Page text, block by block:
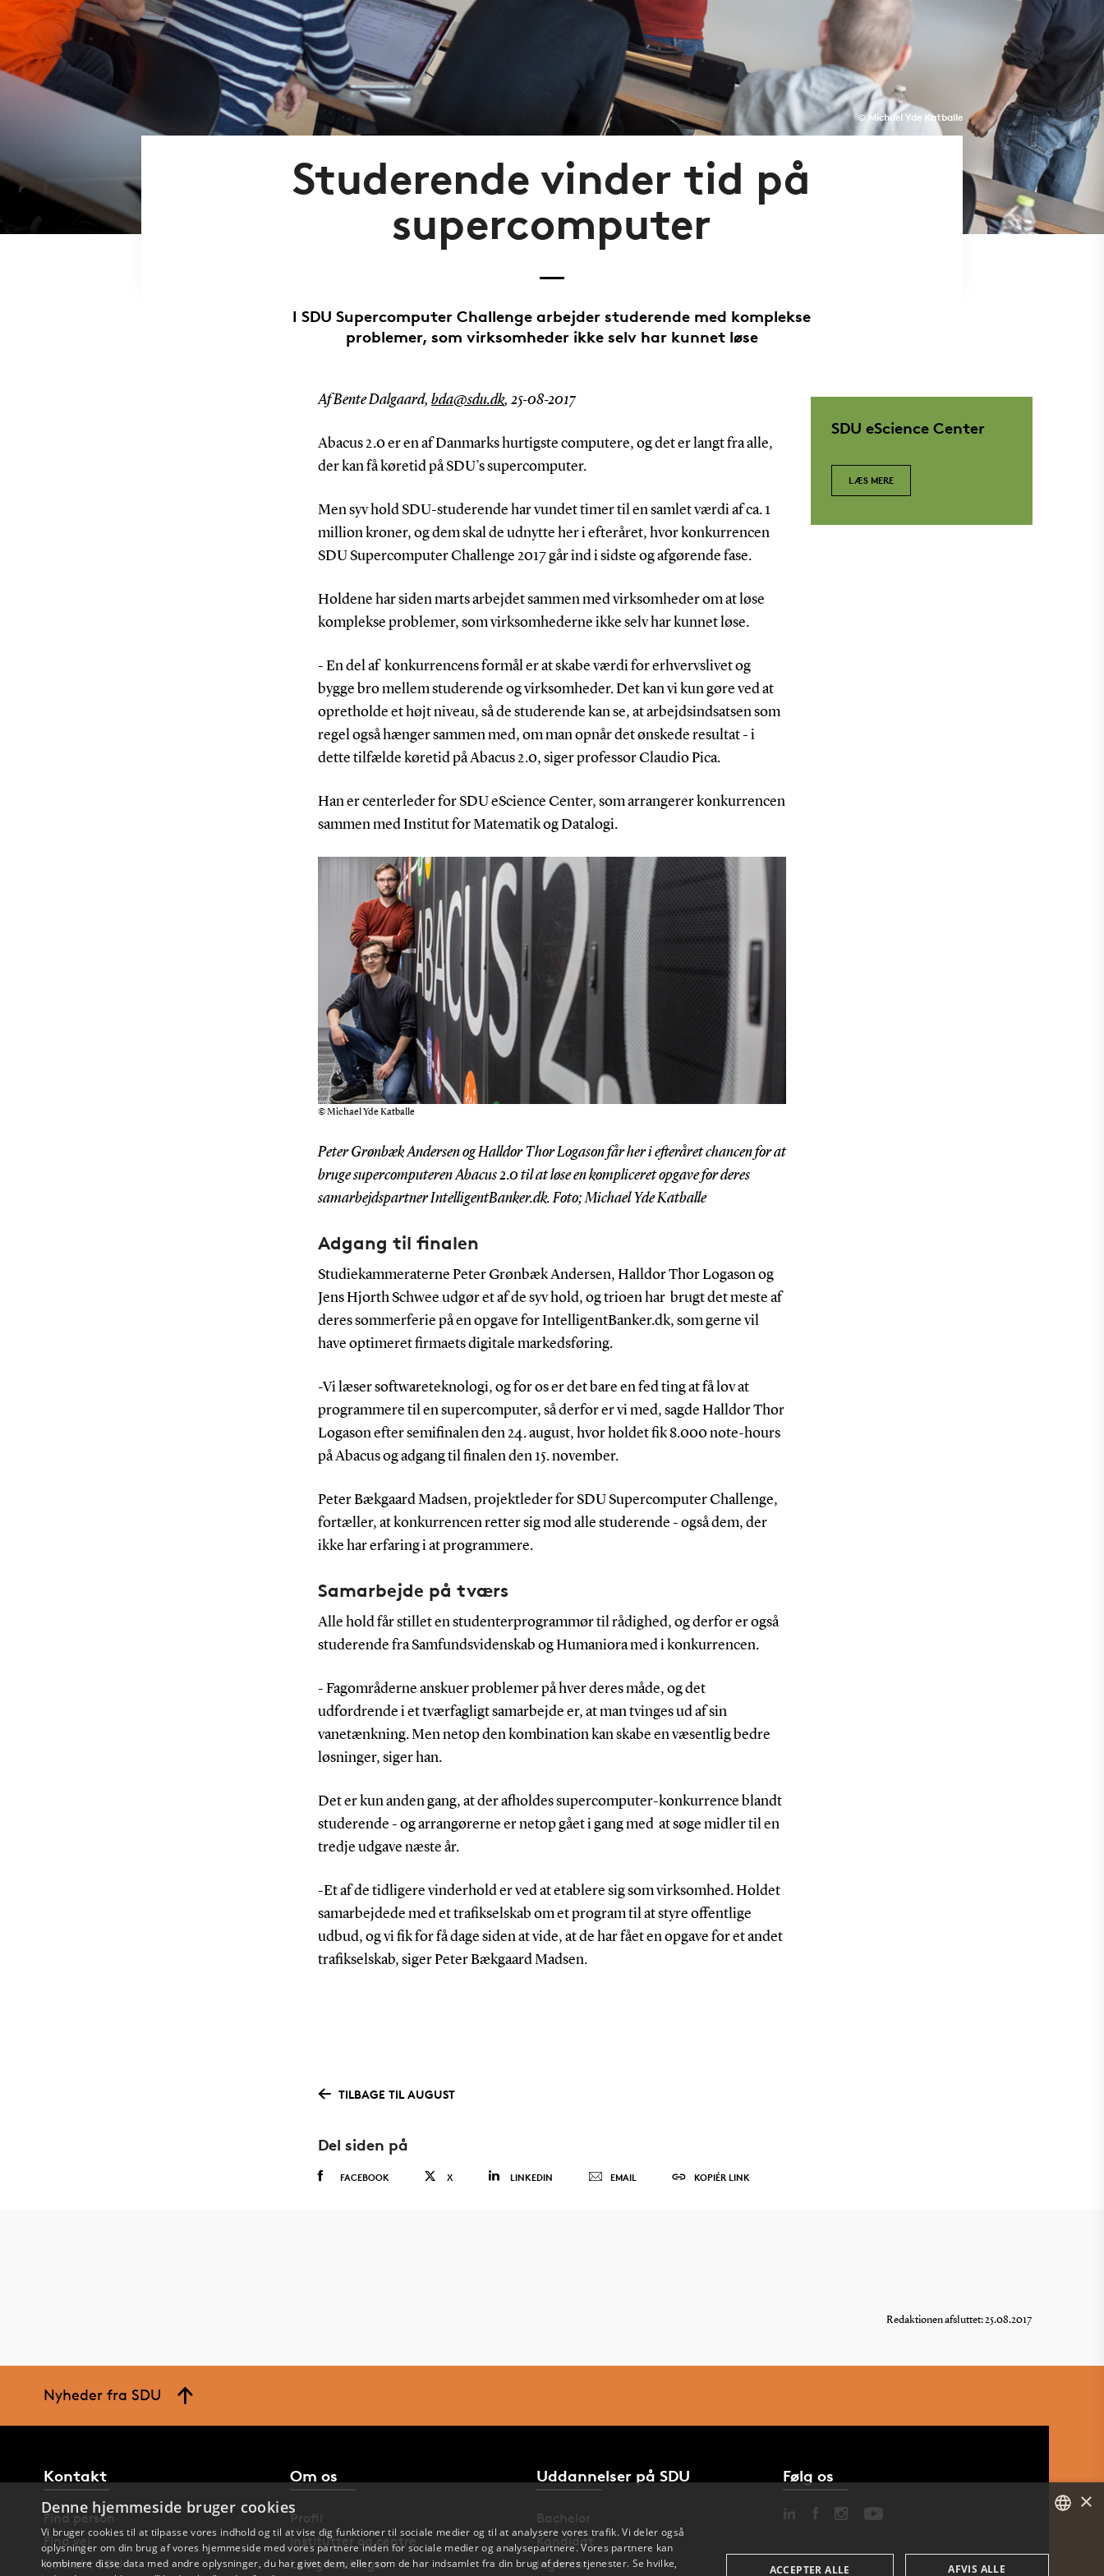
© Michael Yde Katballe
Studerende vinder tid på
supercomputer
I SDU Supercomputer Challenge arbejder studerende med komplekse
problemer, som virksomheder ikke selv har kunnet løse
Af Bente Dalgaard, bda@sdu.dk, 25-08-2017
Abacus 2.0 er en af Danmarks hurtigste computere, og det er langt fra alle,
der kan få køretid på SDU’s supercomputer.
Men syv hold SDU-studerende har vundet timer til en samlet værdi af ca. 1
million kroner, og dem skal de udnytte her i efteråret, hvor konkurrencen
SDU Supercomputer Challenge 2017 går ind i sidste og afgørende fase.
Holdene har siden marts arbejdet sammen med virksomheder om at løse
komplekse problemer, som virksomhederne ikke selv har kunnet løse.
- En del af konkurrencens formål er at skabe værdi for erhvervslivet og
bygge bro mellem studerende og virksomheder. Det kan vi kun gøre ved at
opretholde et højt niveau, så de studerende kan se, at arbejdsindsatsen som
regel også hænger sammen med, om man opnår det ønskede resultat - i
dette tilfælde køretid på Abacus 2.0, siger professor Claudio Pica.
Han er centerleder for SDU eScience Center, som arrangerer konkurrencen
sammen med Institut for Matematik og Datalogi.
© Michael Yde Katballe
Peter Grønbæk Andersen og Halldor Thor Logason får her i efteråret chancen for at
bruge supercomputeren Abacus 2.0 til at løse en kompliceret opgave for deres
samarbejdspartner IntelligentBanker.dk. Foto; Michael Yde Katballe
Adgang til finalen
Studiekammeraterne Peter Grønbæk Andersen, Halldor Thor Logason og
Jens Hjorth Schwee udgør et af de syv hold, og trioen har brugt det meste af
deres sommerferie på en opgave for IntelligentBanker.dk, som gerne vil
have optimeret firmaets digitale markedsføring.
-Vi læser softwareteknologi, og for os er det bare en fed ting at få lov at
programmere til en supercomputer, så derfor er vi med, sagde Halldor Thor
Logason efter semifinalen den 24. august, hvor holdet fik 8.000 note-hours
på Abacus og adgang til finalen den 15. november.
Peter Bækgaard Madsen, projektleder for SDU Supercomputer Challenge,
fortæller, at konkurrencen retter sig mod alle studerende - også dem, der
ikke har erfaring i at programmere.
Samarbejde på tværs
Alle hold får stillet en studenterprogrammør til rådighed, og derfor er også
studerende fra Samfundsvidenskab og Humaniora med i konkurrencen.
- Fagområderne anskuer problemer på hver deres måde, og det
udfordrende i et tværfagligt samarbejde er, at man tvinges ud af sin
vanetænkning. Men netop den kombination kan skabe en væsentlig bedre
løsninger, siger han.
Det er kun anden gang, at der afholdes supercomputer-konkurrence blandt
studerende - og arrangørerne er netop gået i gang med at søge midler til en
tredje udgave næste år.
-Et af de tidligere vinderhold er ved at etablere sig som virksomhed. Holdet
samarbejdede med et trafikselskab om et program til at styre offentlige
udbud, og vi fik for få dage siden at vide, at de har fået en opgave for et andet
trafikselskab, siger Peter Bækgaard Madsen.
SDU eScience Center
LÆS MERE
TILBAGE TIL AUGUST
Del siden på
FACEBOOK X LINKEDIN EMAIL KOPIÉR LINK
Redaktionen afsluttet: 25.08.2017
Nyheder fra SDU
Kontakt
Find person
Find vej
Kontakt SDU
Om os
Profil
Institutter og centre
Ledige stillinger
Uddannelser på SDU
Bachelor
Kandidat
Ingeniør
Følg os
×
Denne hjemmeside bruger cookies
Vi bruger cookies til at tilpasse vores indhold og til at vise dig funktioner til sociale medier og til at analysere vores trafik. Vi deler også
oplysninger om din brug af vores hjemmeside med vores partnere inden for sociale medier og analysepartnere. Vores partnere kan
kombinere disse data med andre oplysninger, du har givet dem, eller som de har indsamlet fra din brug af deres tjenester. Se hvilke,
ACCEPTER ALLE AFVIS ALLE